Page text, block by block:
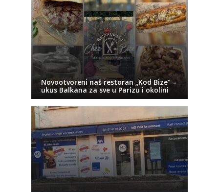
Novootvoreni naš restoran „Kod Bize“ –
ukus Balkana za sve u Parizu i okolini